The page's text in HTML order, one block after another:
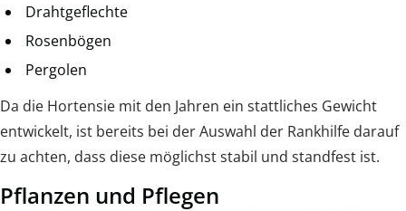
Drahtgeflechte
Rosenbögen
Pergolen
Da die Hortensie mit den Jahren ein stattliches Gewicht
entwickelt, ist bereits bei der Auswahl der Rankhilfe darauf
zu achten, dass diese möglichst stabil und standfest ist.
Pflanzen und Pflegen